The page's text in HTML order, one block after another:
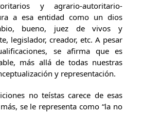
y agrario-autoritario-
a esa entidad como un dios
bueno, juez de vivos y
legislador, creador, etc. A pesar
se afirma que es
más allá de todas nuestras
y representación.
no teístas carece de esas
se le representa como “la no